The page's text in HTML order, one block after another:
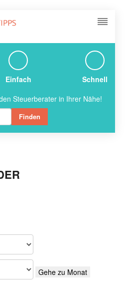
Einfach
Schnell
Steuerberater in Ihrer Nähe!
Finden
Gehe zu Monat